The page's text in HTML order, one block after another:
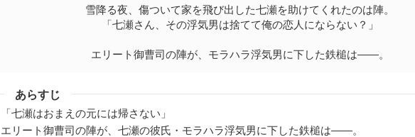
雪降る夜、傷ついて家を飛び出した七瀬を助けてくれたのは陣。
「七瀬さん、その浮気男は捨てて俺の恋人にならない？」
エリート御曹司の陣が、モラハラ浮気男に下した鉄槌は――。
あらすじ
「七瀬はおまえの元には帰さない」
エリート御曹司の陣が、七瀬の彼氏・モラハラ浮気男に下した鉄槌は――。